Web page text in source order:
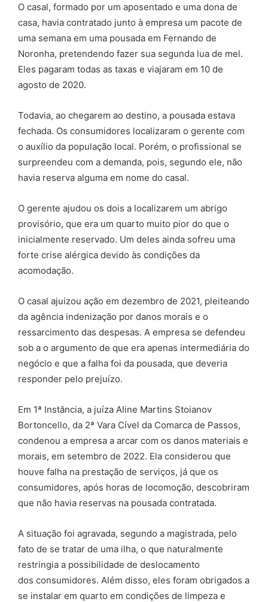
O casal, formado por um aposentado e uma dona de
casa, havia contratado junto à empresa um pacote de
uma semana em uma pousada em Fernando de
Noronha, pretendendo fazer sua segunda lua de mel.
Eles pagaram todas as taxas e viajaram em 10 de
agosto de 2020.
Todavia, ao chegarem ao destino, a pousada estava
fechada. Os consumidores localizaram o gerente com
o auxílio da população local. Porém, o profissional se
surpreendeu com a demanda, pois, segundo ele, não
havia reserva alguma em nome do casal.
O gerente ajudou os dois a localizarem um abrigo
provisório, que era um quarto muito pior do que o
inicialmente reservado. Um deles ainda sofreu uma
forte crise alérgica devido às condições da
acomodação.
O casal ajuizou ação em dezembro de 2021, pleiteando
da agência indenização por danos morais e o
ressarcimento das despesas. A empresa se defendeu
sob a o argumento de que era apenas intermediária do
negócio e que a falha foi da pousada, que deveria
responder pelo prejuízo.
Em 1ª Instância, a juíza Aline Martins Stoianov
Bortoncello, da 2ª Vara Cível da Comarca de Passos,
condenou a empresa a arcar com os danos materiais e
morais, em setembro de 2022. Ela considerou que
houve falha na prestação de serviços, já que os
consumidores, após horas de locomoção, descobriram
que não havia reservas na pousada contratada.
A situação foi agravada, segundo a magistrada, pelo
fato de se tratar de uma ilha, o que naturalmente
restringia a possibilidade de deslocamento
dos consumidores. Além disso, eles foram obrigados a
se instalar em quarto em condições de limpeza e